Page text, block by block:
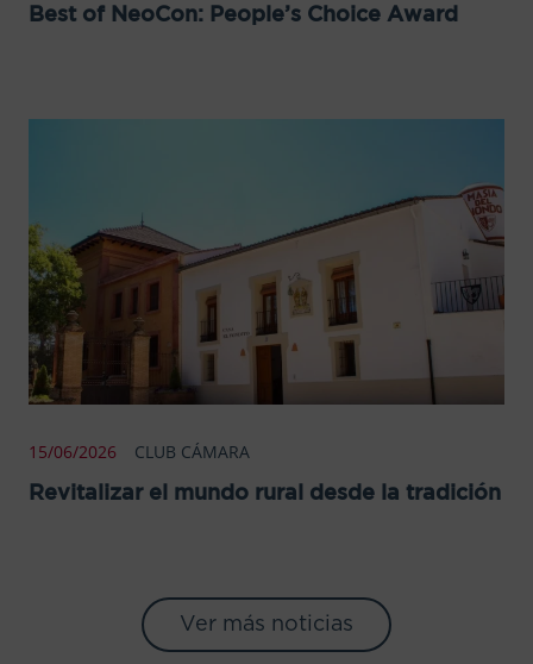
Best of NeoCon: People’s Choice Award
15/06/2026 CLUB CÁMARA
Revitalizar el mundo rural desde la tradición
Ver más noticias